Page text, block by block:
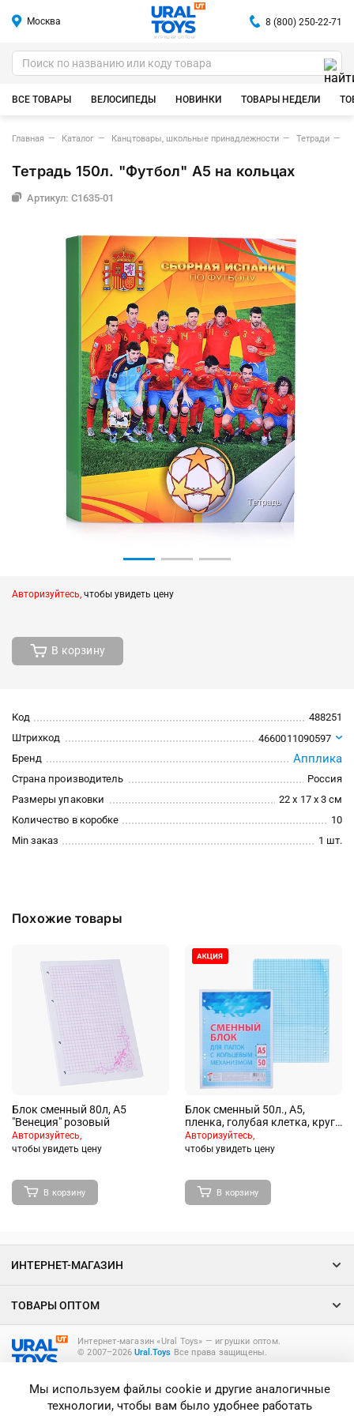
Москва
ИГРУШКИ ОПТОМ
8 (800) 250-22-71
ВСЕ ТОВАРЫ ВЕЛОСИПЕДЫ НОВИНКИ ТОВАРЫ НЕДЕЛИ
Главная Каталог Канцтовары, школьные принадлежности Тетради
Тетрадь 150л. "Футбол" А5 на кольцах
Артикул: С1635-01
Авторизуйтесь, чтобы увидеть цену
В корзину
Код
488251
Штрихкод
4660011090597
Бренд
Апплика
Страна производитель
Россия
Размеры упаковки
22 x 17 x 3 см
Количество в коробке
10
Min заказ
1 шт.
Похожие товары
Блок сменный 80л, А5
"Венеция" розовый
Авторизуйтесь,
чтобы увидеть цену
В корзину
Блок сменный 50л., А5,
пленка, голубая клетка, круг.
углы
Авторизуйтесь,
чтобы увидеть цену
В корзину
Интернет-магазин «Ural Toys» ― игрушки оптом.
© 2007–2026Ural.Toys Все права защищены.
ИНТЕРНЕТ-МАГАЗИН
ТОВАРЫ ОПТОМ
Мы используем файлы cookie и другие аналогичные
технологии, чтобы вам было удобнее работать